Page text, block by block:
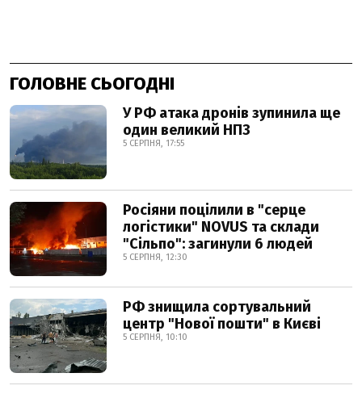
ГОЛОВНЕ СЬОГОДНІ
У РФ атака дронів зупинила ще
один великий НПЗ
5 СЕРПНЯ, 17:55
Росіяни поцілили в "серце
логістики" NOVUS та склади
"Сільпо": загинули 6 людей
5 СЕРПНЯ, 12:30
РФ знищила сортувальний
центр "Нової пошти" в Києві
5 СЕРПНЯ, 10:10